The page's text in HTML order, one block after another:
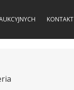
KONTAKT